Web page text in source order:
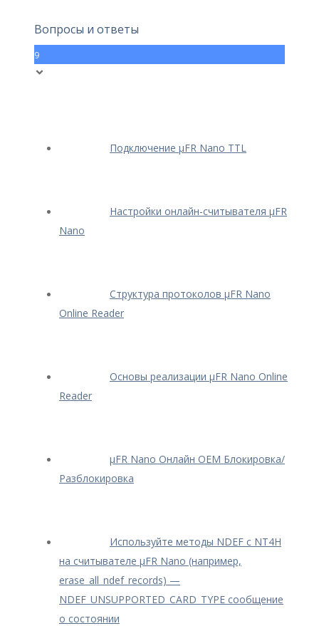
Вопросы и ответы
9
Подключение μFR Nano TTL
Настройки онлайн-считывателя μFR
Nano
Структура протоколов μFR Nano
Online Reader
Основы реализации μFR Nano Online
Reader
μFR Nano Онлайн OEM Блокировка/
Разблокировка
Используйте методы NDEF с NT4H
на считывателе μFR Nano (например,
erase_all_ndef_records) —
NDEF_UNSUPPORTED_CARD_TYPE сообщение
о состоянии